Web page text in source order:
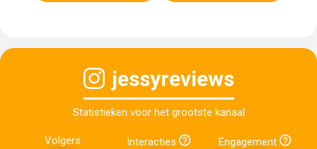
jessyreviews
Statistieken voor het grootste kanaal
Volgers Interacties Engagement